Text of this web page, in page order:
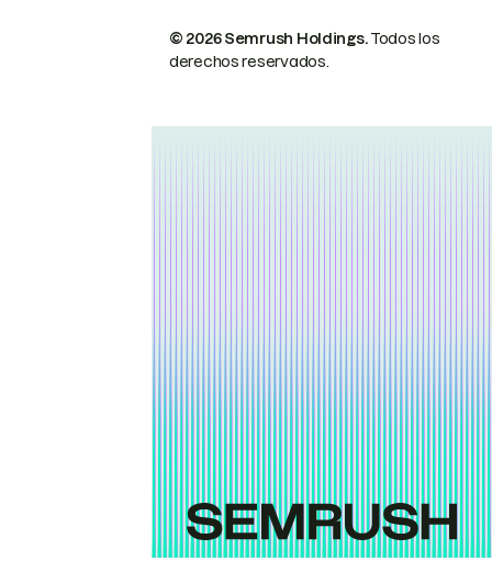
© 2026 Semrush Holdings.Todos los
derechos reservados.